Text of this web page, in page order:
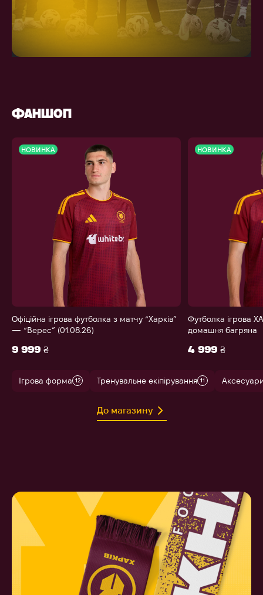
ФАНШОП
НОВИНКА
Офіційна ігрова футболка з матчу “Харків”
— “Верес” (01.08.26)
9 999 ₴
НОВИНКА
Футболка ігрова
домашня багряна
4 999 ₴
Ігрова форма 12 Тренувальне екіпірування 11
До магазину